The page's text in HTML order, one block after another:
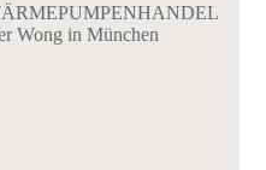
Wong in München